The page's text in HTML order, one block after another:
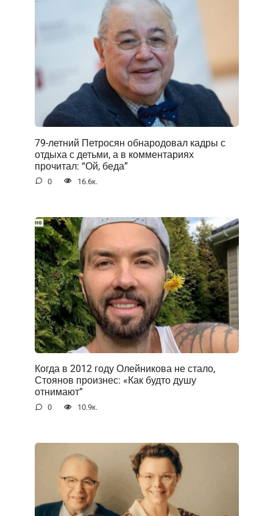
79-летний Петросян обнародовал кадры с
отдыха с детьми, а в комментариях
прочитал: “Ой, беда”
0 16.6к.
Когда в 2012 году Олейникова не стало,
Стоянов произнес: «Как будто душу
отнимают”
0 10.9к.